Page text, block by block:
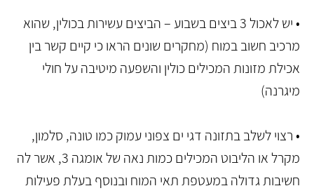
• יש לאכול 3 ביצים בשבוע – הביצים עשירות בכולין, שהוא
מרכיב חשוב במוח (מחקרים שונים הראו כי קיים קשר בין
אכילת מזונות המכילים כולין והשפעה מיטיבה על חולי
מיגרנה)
• רצוי לשלב בתזונה דגי ים צפוני עמוק כמו טונה, סלמון,
מקרל או הליבוט המכילים כמות נאה של אומגה 3, אשר לה
חשיבות גדולה במעטפת תאי המוח ובנוסף בעלת פעילות